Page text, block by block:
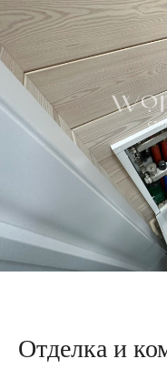
Отделка и
+7
Узнать